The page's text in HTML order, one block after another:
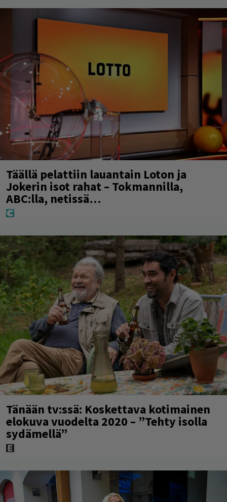
Täällä pelattiin lauantain Loton ja
Jokerin isot rahat – Tokmannilla,
ABC:lla, netissä…
Tänään tv:ssä: Koskettava kotimainen
elokuva vuodelta 2020 – ”Tehty isolla
sydämellä”